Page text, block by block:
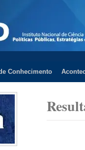
Conhecimento